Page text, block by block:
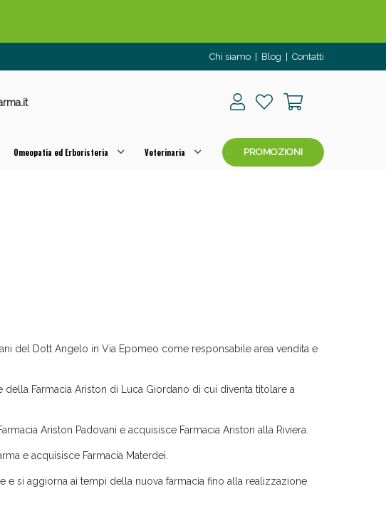
Chi siamo Blog Contatti
Omeopatia ed Erboristeria Veterinaria PROMOZIONI
del Dott Angelo in Via Epomeo come responsabile area vendita e
Farmacia Ariston di Luca Giordano di cui diventa titolare a
Ariston Padovani e acquisisce Farmacia Ariston alla Riviera.
e acquisisce Farmacia Materdei.
e si aggiorna ai tempi della nuova farmacia fino alla realizzazione
fino al 50%!